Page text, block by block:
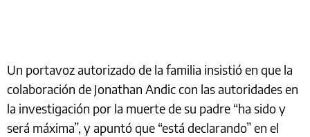
Un portavoz autorizado de la familia insistió en que la
colaboración de Jonathan Andic con las autoridades en
la investigación por la muerte de su padre “ha sido y
será máxima”, y apuntó que “está declarando” en el